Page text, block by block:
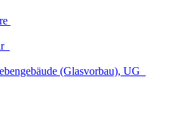
(Glasvorbau), UG